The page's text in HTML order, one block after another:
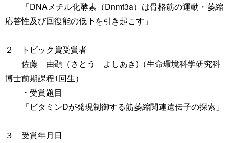
「DNAメチル化酵素（Dnmt3a）は骨格筋の運動・萎縮
応答性及び回復能の低下を引き起こす」
２ トピック賞受賞者
佐藤 由顕（さとう よしあき)（生命環境科学研究科
博士前期課程1回生）
・受賞題目
「ビタミンDが発現制御する筋萎縮関連遺伝子の探索」
３ 受賞年月日